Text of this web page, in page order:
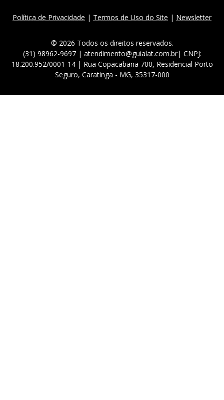
Política de Privacidade | Termos de Uso do Site | Newsletter
© 2026 Todos os direitos reservados.
(31) 98962-9697 | atendimento@guialat.com.br| CNPJ:
18.200.952/0001-14 | Rua Copacabana 700, Residencial Porto
Seguro, Caratinga - MG, 35317-000